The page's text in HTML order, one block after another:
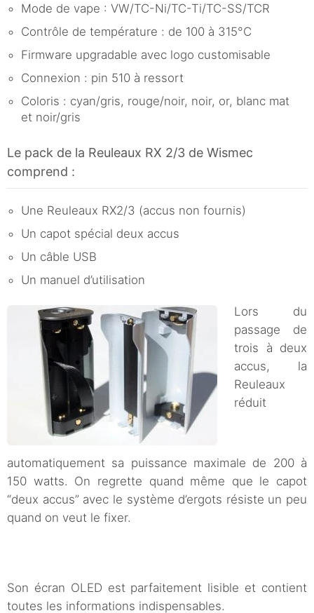
Mode de vape : VW/TC-Ni/TC-Ti/TC-SS/TCR
Contrôle de température : de 100 à 315°C
Firmware upgradable avec logo customisable
Connexion : pin 510 à ressort
Coloris : cyan/gris, rouge/noir, noir, or, blanc mat
et noir/gris
Le pack de la Reuleaux RX 2/3 de Wismec
comprend :
Une Reuleaux RX2/3 (accus non fournis)
Un capot spécial deux accus
Un câble USB
Un manuel d’utilisation
Lors du
passage de
trois à deux
accus, la
Reuleaux
réduit
automatiquement sa puissance maximale de 200 à
150 watts. On regrette quand même que le capot
“deux accus” avec le système d’ergots résiste un peu
quand on veut le fixer.
Son écran OLED est parfaitement lisible et contient
toutes les informations indispensables.